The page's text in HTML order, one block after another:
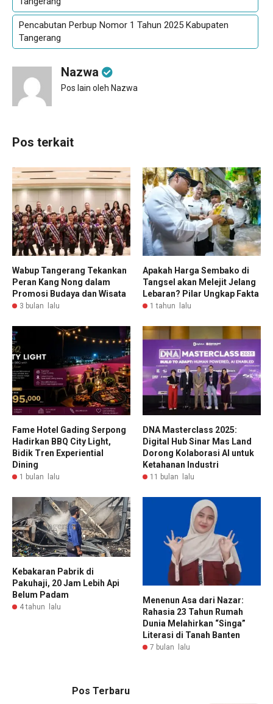
Pencabutan Perbup Nomor 1 Tahun 2025 Kabupaten
Tangerang
Nazwa
Pos lain oleh Nazwa
Pos terkait
Wabup Tangerang Tekankan
Peran Kang Nong dalam
Promosi Budaya dan Wisata
3 bulan lalu
Apakah Harga Sembako di
Tangsel akan Melejit Jelang
Lebaran? Pilar Ungkap Fakta
1 tahun lalu
Fame Hotel Gading Serpong
Hadirkan BBQ City Light,
Bidik Tren Experiential
Dining
1 bulan lalu
DNA Masterclass 2025:
Digital Hub Sinar Mas Land
Dorong Kolaborasi AI untuk
Ketahanan Industri
11 bulan lalu
Kebakaran Pabrik di
Pakuhaji, 20 Jam Lebih Api
Belum Padam
4 tahun lalu
Menenun Asa dari Nazar:
Rahasia 23 Tahun Rumah
Dunia Melahirkan “Singa”
Literasi di Tanah Banten
7 bulan lalu
Pos Terbaru